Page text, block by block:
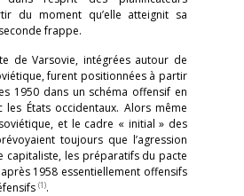
du moment qu’elle atteignit sa
frappe.
de Varsovie, intégrées autour de
furent positionnées à partir
1950 dans un schéma offensif en
les États occidentaux. Alors même
et le cadre « initial » des
toujours que l’agression
capitaliste, les préparatifs du pacte
1958 essentiellement offensifs
(1).